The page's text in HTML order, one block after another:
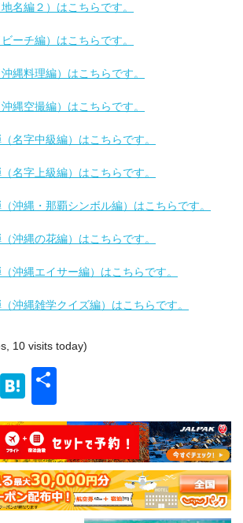
名編２）はこちらです。
ーチ編）はこちらです。
縄料理編）はこちらです。
縄空撮編）はこちらです。
名字中級編）はこちらです。
名字上級編）はこちらです。
沖縄・那覇シンボル編）はこちらです。
沖縄の花編）はこちらです。
沖縄エイサー編）はこちらです。
沖縄雑学クイズ編）はこちらです。
10 visits today)
LineHatena